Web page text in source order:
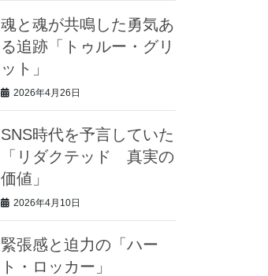
魂と魂が共鳴した勇気あ
る追跡「トゥルー・グリ
ット」
2026年4月26日
SNS時代を予言していた
「リダクテッド 真実の
価値」
2026年4月10日
緊張感と迫力の「ハー
ト・ロッカー」